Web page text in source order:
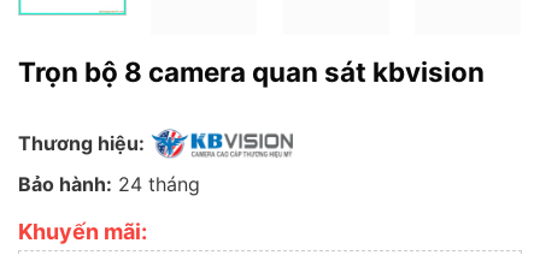
Trọn bộ 8 camera quan sát kbvision
Thương hiệu:
Bảo hành: 24 tháng
Khuyến mãi: